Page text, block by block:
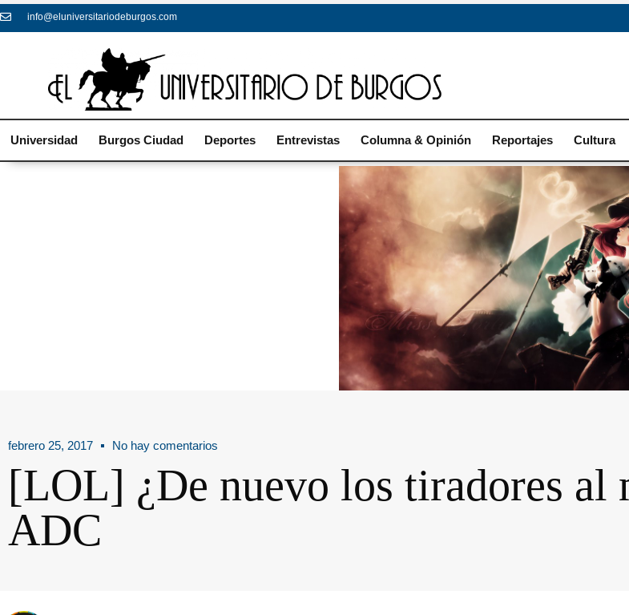
info@eluniversitariodeburgos.com
Universidad Burgos Ciudad Deportes Entrevistas Columna & Opinión Reportajes Cultura
febrero 25, 2017 No hay comentarios
[LOL] ¿De nuevo los tiradores al
ADC